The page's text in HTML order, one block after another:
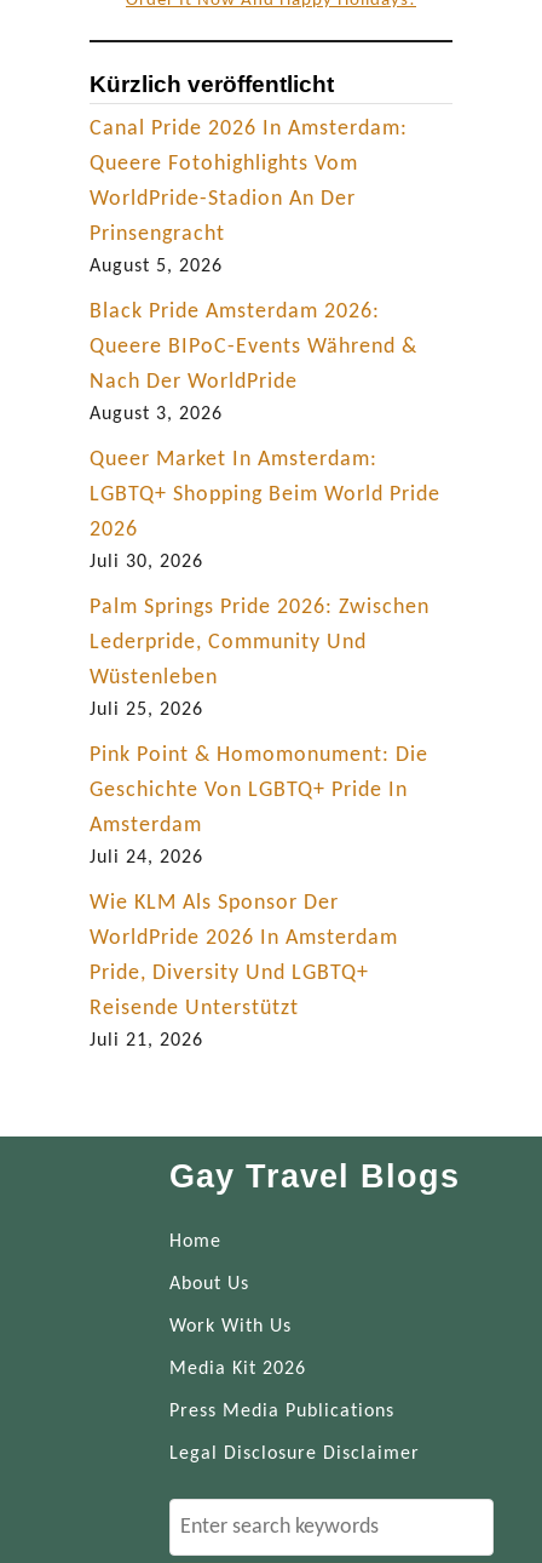
n
e
Kürzlich veröffentlicht
Canal Pride 2026 In Amsterdam:
Queere Fotohighlights Vom
WorldPride-Stadion An Der
Prinsengracht
August 5, 2026
Black Pride Amsterdam 2026:
Queere BIPoC-Events Während &
Nach Der WorldPride
August 3, 2026
Queer Market In Amsterdam:
LGBTQ+ Shopping Beim World Pride
2026
Juli 30, 2026
Palm Springs Pride 2026: Zwischen
Lederpride, Community Und
Wüstenleben
Juli 25, 2026
Pink Point & Homomonument: Die
Geschichte Von LGBTQ+ Pride In
Amsterdam
Juli 24, 2026
Wie KLM Als Sponsor Der
WorldPride 2026 In Amsterdam
Pride, Diversity Und LGBTQ+
Reisende Unterstützt
Juli 21, 2026
Gay Travel Blogs
Home
About Us
Work With Us
Media Kit 2026
Press Media Publications
Legal Disclosure Disclaimer
e